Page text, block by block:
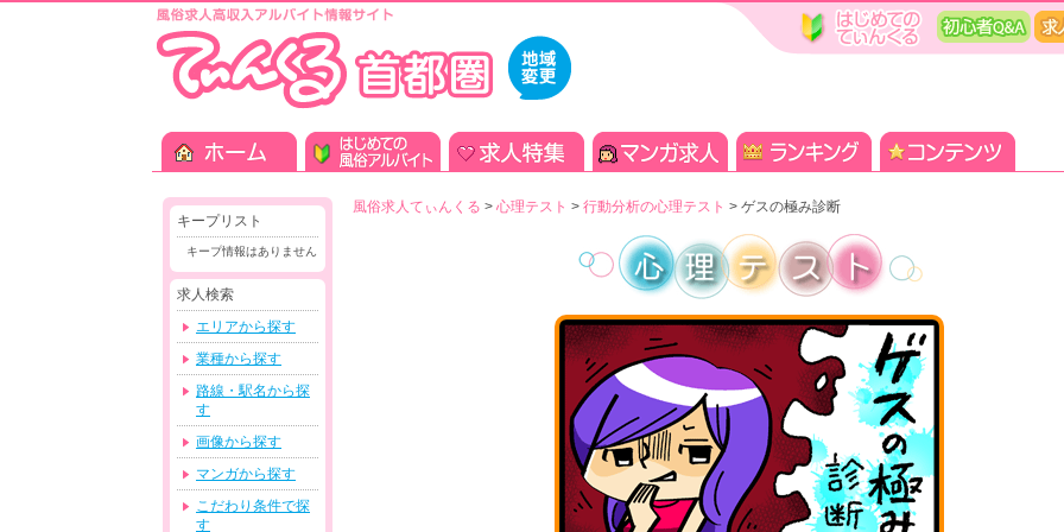
風俗求人てぃんくる > 心理テスト > 行動分析の心理テスト > ゲスの極み診断
キープリスト
キープ情報はありません
求人検索
エリアから探す
業種から探す
路線・駅名から探
す
画像から探す
マンガから探す
こだわり条件で探
す